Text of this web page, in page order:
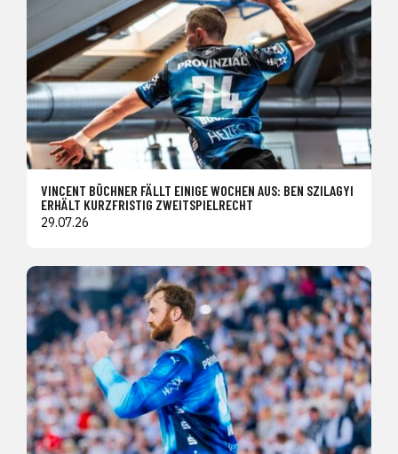
VINCENT BÜCHNER FÄLLT EINIGE WOCHEN AUS: BEN SZILAGYI
ERHÄLT KURZFRISTIG ZWEITSPIELRECHT
29.07.26